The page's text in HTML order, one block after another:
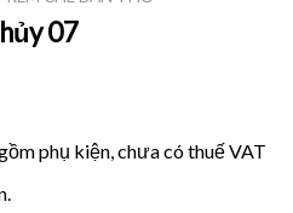
07
phụ kiện, chưa có thuế VAT